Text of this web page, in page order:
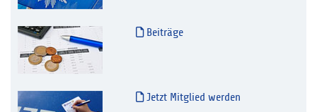
Beiträge
Jetzt Mitglied werden